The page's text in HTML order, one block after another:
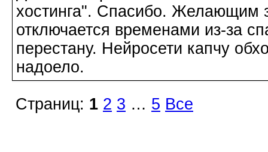
хостинга". Спасибо. Желающим
отключается временами из-за
перестану. Нейросети капчу
надоело.
Страниц: 1 2 3 … 5 Все